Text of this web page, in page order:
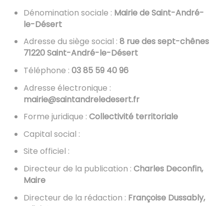
Dénomination sociale : Mairie de Saint-André-
le-Désert
Adresse du siège social : 8 rue des sept-chênes
71220 Saint-André-le-Désert
Téléphone : 69 04 95 58 30
Adresse électronique :
rf.tresedelerdnatnias@eiriam
Forme juridique :Collectivité territoriale
Capital social :
Site officiel :
Directeur de la publication : Charles Deconfin,
Maire
Directeur de la rédaction : Françoise Dussably,